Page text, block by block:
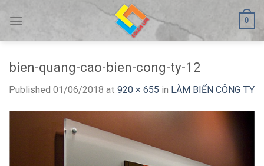
0
bien-quang-cao-bien-cong-ty-12
Published 01/06/2018 at 920 × 655 in LÀM BIỂN CÔNG TY